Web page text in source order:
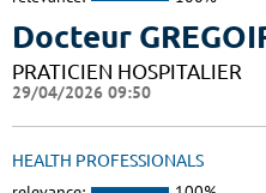
Docteur
PRATICIEN HOSPITALIER
29/04/2026 09:50
HEALTH PROFESSIONALS